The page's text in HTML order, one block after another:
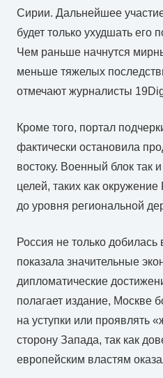
Сирии. Дальнейшее
будет только ухудшать его
Чем раньше начнутся
меньше тяжелых
отмечают журналисты
Кроме того, портал
фактически остановила
востоку. Военный блок так
целей, таких как
до уровня региональной
Россия не только
показала значительные
дипломатические
полагает издание, Москве
на уступки или проявлять
сторону Запада, так как
европейским властям